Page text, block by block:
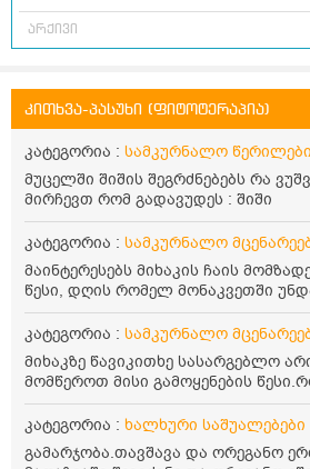
არქივი
კითხვა-პასუხი (ფიტოტერაპია)
კატეგორია : სამკურნალო წერილები
მუცელში შიშის შეგრძნებებს რა
მირჩევთ რომ გადავუდეს : შიში
კატეგორია : სამკურნალო
მაინტერესებს მიხაკის ჩაის
წესი, დღის რომელ მონაკვეთში
არის სასარგებლო და უკუჩვენება
კატეგორია : სამკურნალო
მიხაკზე წავიკითხე სასარგებლო
მომწეროთ მისი გამოყენების
მიხაკის ჩაი. ასევე მაინტერესებს
ოდნავ დაბალი და წავიკითხე
მაღლა წევსო და ასეა?
კატეგორია : ხალხური საშუალებები
გამარჯობა.თავშავა და ორეგანო